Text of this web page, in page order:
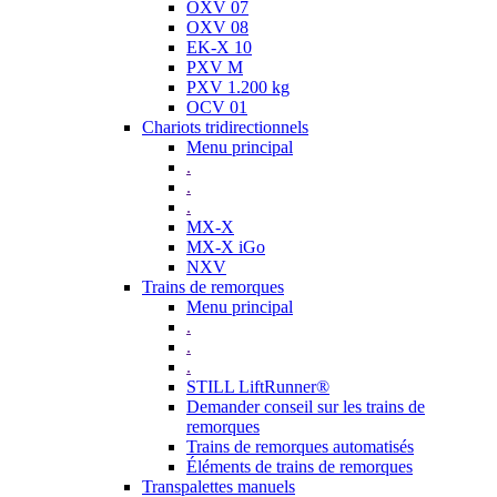
OXV 07
OXV 08
EK-X 10
PXV M
PXV 1.200 kg
OCV 01
Chariots tridirectionnels
Menu principal
.
.
.
MX-X
MX-X iGo
NXV
Trains de remorques
Menu principal
.
.
.
STILL LiftRunner®
Demander conseil sur les trains de
remorques
Trains de remorques automatisés
Éléments de trains de remorques
Transpalettes manuels